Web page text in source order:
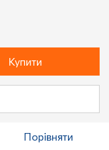
Купити
Порівняти